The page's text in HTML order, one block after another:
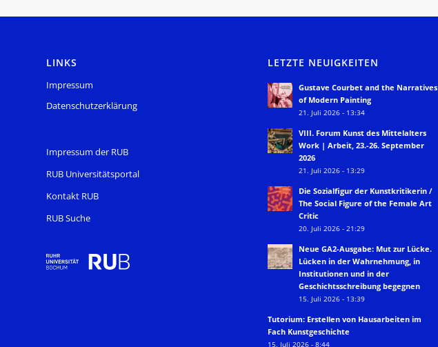
LINKS
Impressum
Datenschutzerklärung
Impressum der RUB
RUB Universitätsportal
Kontakt RUB
RUB Suche
LETZTE NEUIGKEITEN
Gustave Courbet and the Narratives
of Modern Painting
21. Juli 2026 - 13:34
VIII. Forum Kunst des Mittelalters
Work | Arbeit, 23.-26. September
2026
21. Juli 2026 - 13:29
Die Sozialfigur der Kunstkritikerin /
The Social Figure of the Female Art
Critic
20. Juli 2026 - 21:29
Neue GA2-Ausgabe: Mut zur Lücke.
Lücken in der Wahrnehmung, in
Institutionen und in der
Geschichtsschreibung begegnen
15. Juli 2026 - 13:39
Tutorium: Erstellen von Hausarbeiten im
Fach Kunstgeschichte
15. Juli 2026 - 8:44